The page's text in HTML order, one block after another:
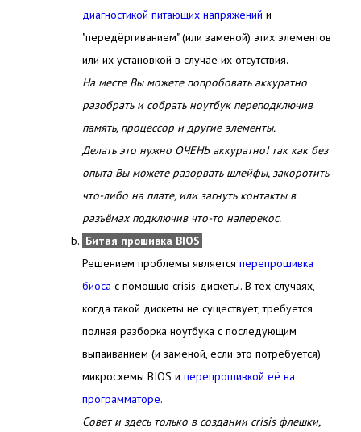
диагностикой питающих напряжений и
"передёргиванием" (или заменой) этих элементов
или их установкой в случае их отсутствия.
На месте Вы можете попробовать аккуратно
разобрать и собрать ноутбук переподключив
память, процессор и другие элементы.
Делать это нужно ОЧЕНЬ аккуратно! так как без
опыта Вы можете разорвать шлейфы, закоротить
что-либо на плате, или загнуть контакты в
разъёмах подключив что-то наперекос.
Битая прошивка BIOS.
Решением проблемы является перепрошивка
биоса с помощью crisis-дискеты. В тех случаях,
когда такой дискеты не существует, требуется
полная разборка ноутбука с последующим
выпаиванием (и заменой, если это потребуется)
микросхемы BIOS иперепрошивкой её на
программаторе.
Совет и здесь только в создании crisis флешки,